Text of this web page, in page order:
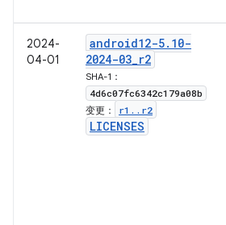
2024-
04-01
android12-5. 10-
2024-03_r2
SHA-1：
4d6c07fc6342c179a08b
变更： r1 . . r2
LICENSES